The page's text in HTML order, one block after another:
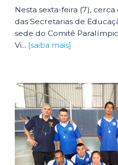
Nesta sexta-feira (7),
das Secretarias de
sede do Comitê
Vi... [saiba mais]